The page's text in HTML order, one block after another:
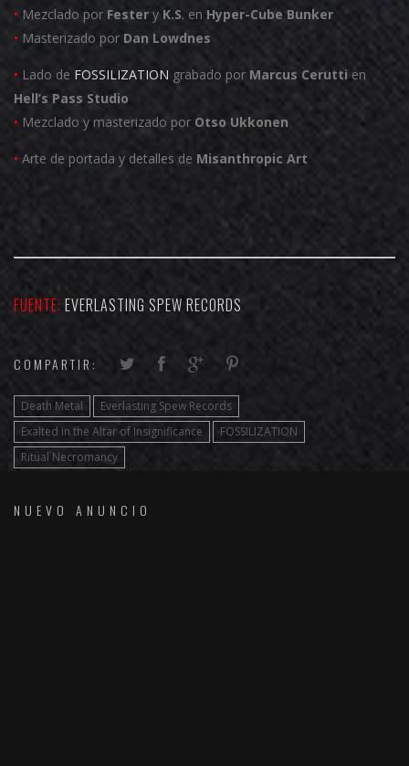
• Mezclado por Fester y K.S. en Hyper-Cube Bunker
• Masterizado por Dan Lowdnes
• Lado de FOSSILIZATION grabado por Marcus Cerutti en
Hell’s Pass Studio
• Mezclado y masterizado por Otso Ukkonen
• Arte de portada y detalles de Misanthropic Art
FUENTE: EVERLASTING SPEW RECORDS
COMPARTIR:
Death Metal
Everlasting Spew Records
Exalted in the Altar of Insignificance
FOSSILIZATION
Ritual Necromancy
NUEVO ANUNCIO